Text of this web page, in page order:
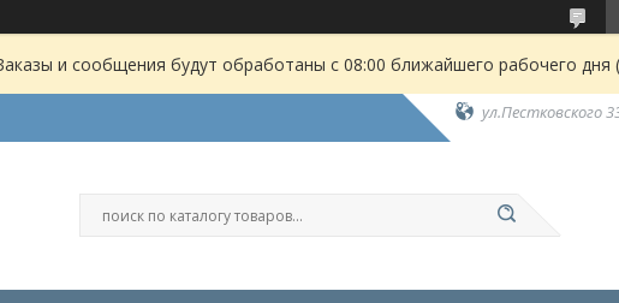
и сообщения будут обработаны с 08:00 ближайшего рабочего дня
ул.Пестковского